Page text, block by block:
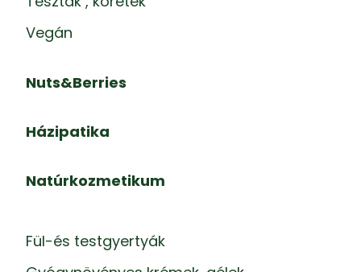
Vegán
Nuts&Berries
Házipatika
Natúrkozmetikum
Fül-és testgyertyák